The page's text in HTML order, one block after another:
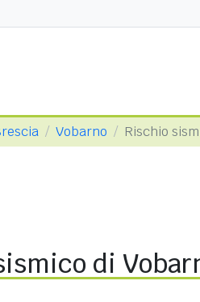
Vobarno Rischio
di